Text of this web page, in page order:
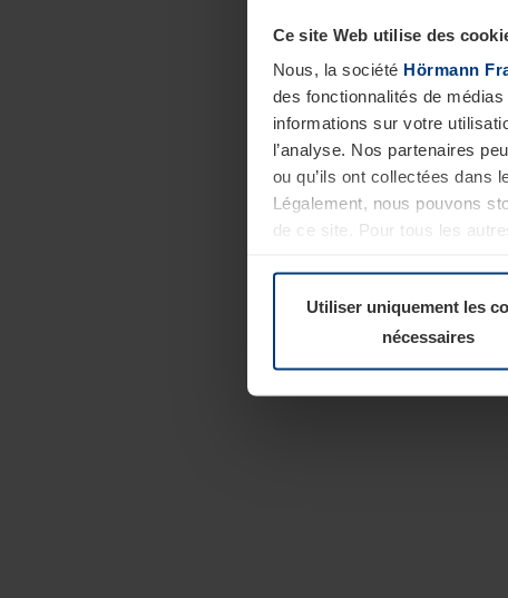
Ce site Web utilise des
Nous, la société Hörmann
des fonctionnalités de
informations sur votre
l’analyse. Nos partenaires
ou qu’ils ont collectées dans
Légalement, nous pouvons
de ce site. Pour tous les
Utiliser uniquement les
nécessaires